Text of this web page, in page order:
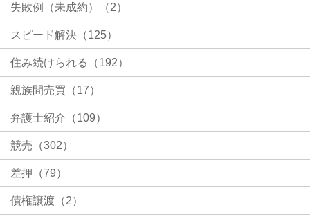
失敗例（未成約）（2）
スピード解決（125）
住み続けられる（192）
親族間売買（17）
弁護士紹介（109）
競売（302）
差押（79）
債権譲渡（2）